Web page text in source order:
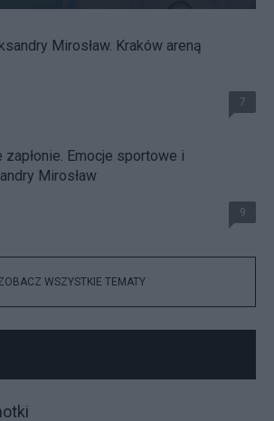
Mirosław. Kraków areną
7
zapłonie. Emocje sportowe i
Mirosław
9
WSZYSTKIE TEMATY